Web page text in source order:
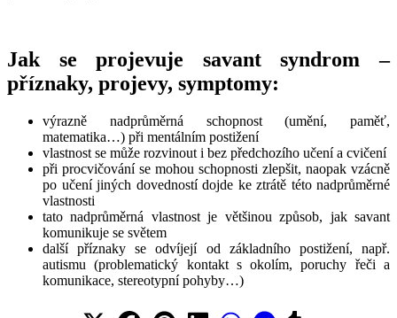
Jak se projevuje savant syndrom –
příznaky, projevy, symptomy:
výrazně nadprůměrná schopnost (umění, paměť,
matematika…) při mentálním postižení
vlastnost se může rozvinout i bez předchozího učení a cvičení
při procvičování se mohou schopnosti zlepšit, naopak vzácně
po učení jiných dovedností dojde ke ztrátě této nadprůměrné
vlastnosti
tato nadprůměrná vlastnost je většinou způsob, jak savant
komunikuje se světem
další příznaky se odvíjejí od základního postižení, např.
autismu (problematický kontakt s okolím, poruchy řeči a
komunikace, stereotypní pohyby…)